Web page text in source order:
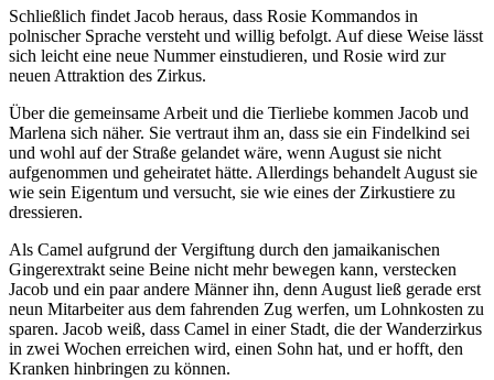
Schließlich findet Jacob heraus, dass Rosie Kommandos in
polnischer Sprache versteht und willig befolgt. Auf diese Weise lässt
sich leicht eine neue Nummer einstudieren, und Rosie wird zur
neuen Attraktion des Zirkus.
Über die gemeinsame Arbeit und die Tierliebe kommen Jacob und
Marlena sich näher. Sie vertraut ihm an, dass sie ein Findelkind sei
und wohl auf der Straße gelandet wäre, wenn August sie nicht
aufgenommen und geheiratet hätte. Allerdings behandelt August sie
wie sein Eigentum und versucht, sie wie eines der Zirkustiere zu
dressieren.
Als Camel aufgrund der Vergiftung durch den jamaikanischen
Gingerextrakt seine Beine nicht mehr bewegen kann, verstecken
Jacob und ein paar andere Männer ihn, denn August ließ gerade erst
neun Mitarbeiter aus dem fahrenden Zug werfen, um Lohnkosten zu
sparen. Jacob weiß, dass Camel in einer Stadt, die der Wanderzirkus
in zwei Wochen erreichen wird, einen Sohn hat, und er hofft, den
Kranken hinbringen zu können.